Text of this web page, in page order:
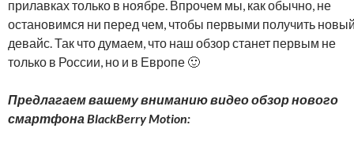
прилавках только в ноябре. Впрочем мы, как обычно, не
остановимся ни перед чем, чтобы первыми получить
девайс. Так что думаем, что наш обзор станет первым не
только в России, но и в Европе 🙂
Предлагаем вашему вниманию видео обзор нового
смартфона BlackBerry Motion: